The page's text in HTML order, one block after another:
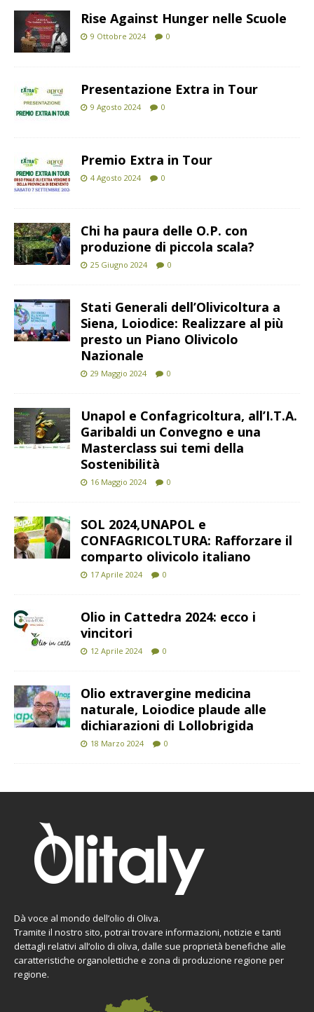
Rise Against Hunger nelle Scuole
9 Ottobre 2024 0
Presentazione Extra in Tour
9 Agosto 2024 0
Premio Extra in Tour
4 Agosto 2024 0
Chi ha paura delle O.P. con
produzione di piccola scala?
25 Giugno 2024 0
Stati Generali dell’Olivicoltura a
Siena, Loiodice: Realizzare al più
presto un Piano Olivicolo
Nazionale
29 Maggio 2024 0
Unapol e Confagricoltura, all’I.T.A.
Garibaldi un Convegno e una
Masterclass sui temi della
Sostenibilità
16 Maggio 2024 0
SOL 2024,UNAPOL e
CONFAGRICOLTURA: Rafforzare il
comparto olivicolo italiano
17 Aprile 2024 0
Olio in Cattedra 2024: ecco i
vincitori
12 Aprile 2024 0
Olio extravergine medicina
naturale, Loiodice plaude alle
dichiarazioni di Lollobrigida
18 Marzo 2024 0
Dà voce al mondo dell’olio di Oliva.
Tramite il nostro sito, potrai trovare informazioni, notizie e tanti
dettagli relativi all’olio di oliva, dalle sue proprietà benefiche alle
caratteristiche organolettiche e zona di produzione regione per
regione.